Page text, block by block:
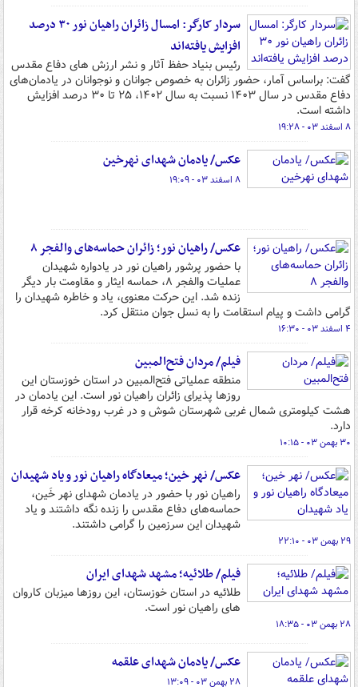
سردار کارگر: امسال زائران راهیان نور ۳۰ درصد
افزایش یافته‌اند
رئیس بنیاد حفظ آثار و نشر ارزش های دفاع مقدس
گفت: براساس آمار، حضور زائران به خصوص جوانان و نوجوانان در یادمان‌های
دفاع مقدس در سال ۱۴۰۳ نسبت به سال ۱۴۰۲، ۲۵ تا ۳۰ درصد افزایش
داشته است.
۸ اسفند ۰۳ - ۱۹:۲۸
عکس/ یادمان شهدای نهرخین
۸ اسفند ۰۳ - ۱۹:۰۹
عکس/ راهیان نور؛ زائران حماسه‌های والفجر ۸
با حضور پرشور راهیان نور در یادواره شهیدان
عملیات والفجر ۸، حماسه ایثار و مقاومت بار دیگر
زنده شد. این حرکت معنوی، یاد و خاطره شهیدان را
گرامی داشت و پیام استقامت را به نسل جوان منتقل کرد.
۴ اسفند ۰۳ - ۱۶:۳۰
فیلم/ مردان فتح‌المبین
منطقه عملیاتی فتح‌المبین در استان خوزستان این
روزها پذیرای زائران راهیان نور است. این یادمان در
هشت کیلومتری شمال غربی شهرستان شوش و در غرب رودخانه کرخه قرار
دارد.
۳۰ بهمن ۰۳ - ۱۰:۱۵
عکس/ نهر خین؛ میعادگاه راهیان نور و یاد شهیدان
راهیان نور با حضور در یادمان شهدای نهر خَین،
حماسه‌های دفاع مقدس را زنده نگه داشتند و یاد
شهیدان این سرزمین را گرامی داشتند.
۲۹ بهمن ۰۳ - ۲۲:۱۰
فیلم/ طلائیه؛ مشهد شهدای ایران
طلائیه در استان خوزستان، این روزها میزبان کاروان
های راهیان نور است.
۲۸ بهمن ۰۳ - ۱۸:۳۵
عکس/ یادمان شهدای علقمه
۲۸ بهمن ۰۳ - ۱۳:۰۹